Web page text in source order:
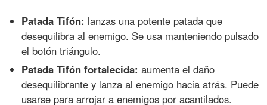
Patada Tifón: lanzas una potente patada que
desequilibra al enemigo. Se usa manteniendo pulsado
el botón triángulo.
Patada Tifón fortalecida: aumenta el daño
desequilibrante y lanza al enemigo hacia atrás. Puede
usarse para arrojar a enemigos por acantilados.